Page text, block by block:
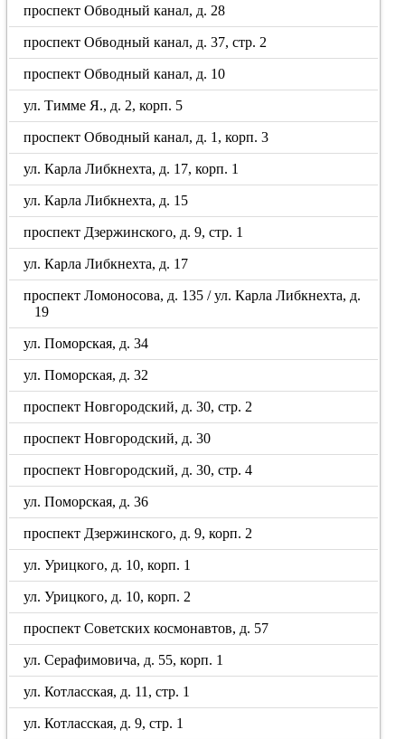
проспект Обводный канал, д. 28
проспект Обводный канал, д. 37, стр. 2
проспект Обводный канал, д. 10
ул. Тимме Я., д. 2, корп. 5
проспект Обводный канал, д. 1, корп. 3
ул. Карла Либкнехта, д. 17, корп. 1
ул. Карла Либкнехта, д. 15
проспект Дзержинского, д. 9, стр. 1
ул. Карла Либкнехта, д. 17
проспект Ломоносова, д. 135 / ул. Карла Либкнехта, д.
19
ул. Поморская, д. 34
ул. Поморская, д. 32
проспект Новгородский, д. 30, стр. 2
проспект Новгородский, д. 30
проспект Новгородский, д. 30, стр. 4
ул. Поморская, д. 36
проспект Дзержинского, д. 9, корп. 2
ул. Урицкого, д. 10, корп. 1
ул. Урицкого, д. 10, корп. 2
проспект Советских космонавтов, д. 57
ул. Серафимовича, д. 55, корп. 1
ул. Котласская, д. 11, стр. 1
ул. Котласская, д. 9, стр. 1